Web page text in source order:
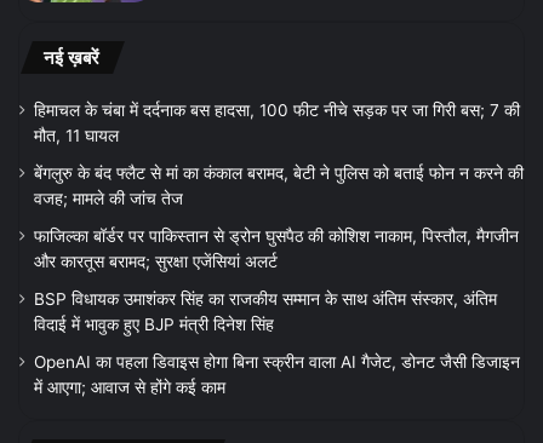
नई ख़बरें
हिमाचल के चंबा में दर्दनाक बस हादसा, 100 फीट नीचे सड़क पर जा गिरी बस; 7 की
मौत, 11 घायल
बेंगलुरु के बंद फ्लैट से मां का कंकाल बरामद, बेटी ने पुलिस को बताई फोन न करने की
वजह; मामले की जांच तेज
फाजिल्का बॉर्डर पर पाकिस्तान से ड्रोन घुसपैठ की कोशिश नाकाम, पिस्तौल, मैगजीन
और कारतूस बरामद; सुरक्षा एजेंसियां अलर्ट
BSP विधायक उमाशंकर सिंह का राजकीय सम्मान के साथ अंतिम संस्कार, अंतिम
विदाई में भावुक हुए BJP मंत्री दिनेश सिंह
OpenAI का पहला डिवाइस होगा बिना स्क्रीन वाला AI गैजेट, डोनट जैसी डिजाइन
में आएगा; आवाज से होंगे कई काम